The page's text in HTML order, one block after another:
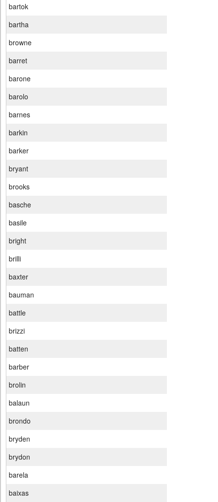
bartok
bartha
browne
barret
barone
barolo
barnes
barkin
barker
bryant
brooks
basche
basile
bright
brilli
baxter
bauman
battle
brizzi
batten
barber
brolin
balaun
brondo
bryden
brydon
barela
baixas